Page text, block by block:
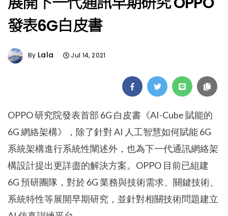
發表6G白皮書
By Lala Jul 14, 2021
OPPO 研究院發表首部 6G 白皮書《AI-Cube 賦能的
6G 網絡架構》，除了針對 AI 人工智慧如何賦能 6G
系統架構進行系統性闡述外，也為下一代通訊網絡架
構設計提出更詳盡的解決方案。OPPO 目前已組建
6G 預研團隊，對於 6G 業務與技術需求、關鍵技術、
系統特性等展開早期研究，並針對相關技術問題建立